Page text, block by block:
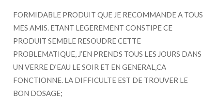
FORMIDABLE PRODUIT QUE JE RECOMMANDE A TOUS
MES AMIS. ETANT LEGEREMENT CONSTIPE CE
PRODUIT SEMBLE RESOUDRE CETTE
PROBLEMATIQUE, J’EN PRENDS TOUS LES JOURS DANS
UN VERRE D’EAU LE SOIR ET EN GENERAL,CA
FONCTIONNE. LA DIFFICULTE EST DE TROUVER LE
BON DOSAGE;